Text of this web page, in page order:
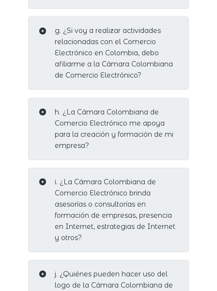
g. ¿Si voy a realizar actividades
relacionadas con el Comercio
Electrónico en Colombia, debo
afiliarme a la Cámara Colombiana
de Comercio Electrónico?
h. ¿La Cámara Colombiana de
Comercio Electrónico me apoya
para la creación y formación de mi
empresa?
i. ¿La Cámara Colombiana de
Comercio Electrónico brinda
asesorías o consultorías en
formación de empresas, presencia
en Internet, estrategias de Internet
y otros?
j. ¿Quiénes pueden hacer uso del
logo de la Cámara Colombiana de